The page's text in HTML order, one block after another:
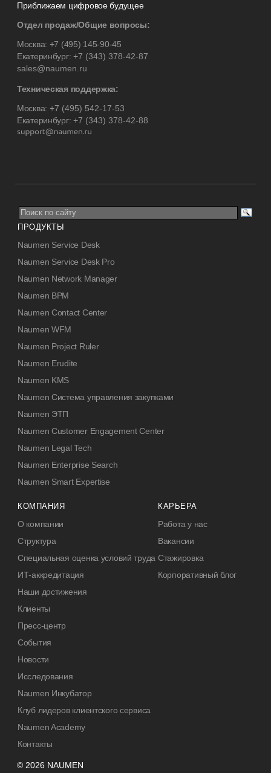
Приближаем цифровое будущее
Отдел продаж/Общие вопросы:
Москва: +7 (495) 145-90-45
Екатеринбург:+7 (343) 378-42-87
sales@naumen.ru
Техническая поддержка:
Москва: +7 (495) 542-17-53
Екатеринбург:+7 (343) 378-42-88
© 2026 NAUMEN
ПРОДУКТЫ
Naumen Service Desk
Naumen Service Desk Pro
Naumen Network Manager
Naumen BPM
Naumen Contact Center
Naumen WFM
Naumen Project Ruler
Naumen Erudite
Naumen KMS
Naumen Система управления закупками
Naumen ЭТП
Naumen Customer Engagement Center
Naumen Legal Tech
Naumen Enterprise Search
Naumen Smart Expertise
КОМПАНИЯ
О компании
Структура
Специальная оценка условий труда
ИТ-аккредитация
Наши достижения
Клиенты
Пресс-центр
События
Новости
Исследования
Naumen Инкубатор
Клуб лидеров клиентского сервиса
Naumen Academy
Контакты
КАРЬЕРА
Работа у нас
Вакансии
Стажировка
Корпоративный блог